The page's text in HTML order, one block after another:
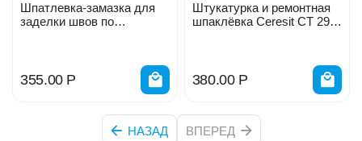
Шпатлевка-замазка для
заделки швов по
355.00 Р
Штукатурка и ремонтная
шпаклёвка Ceresit CT 29 5
380.00 Р
НАЗАД ВПЕРЕД